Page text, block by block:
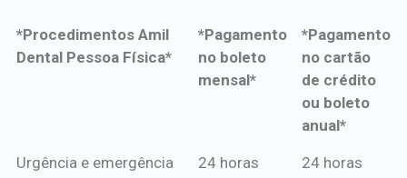
*Procedimentos Amil
Dental Pessoa Física*
*Pagamento
no boleto
mensal*
*Pagamento
no cartão
de crédito
ou boleto
anual*
*Procedimentos Amil
*Pagamento
*Pagamento
Urgência e emergência 24 horas 24 horas